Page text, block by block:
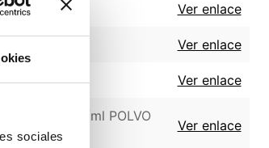
sociales
Ver enlace
Ver enlace
Ver enlace
20 mg/ml POLVO
Ver enlace